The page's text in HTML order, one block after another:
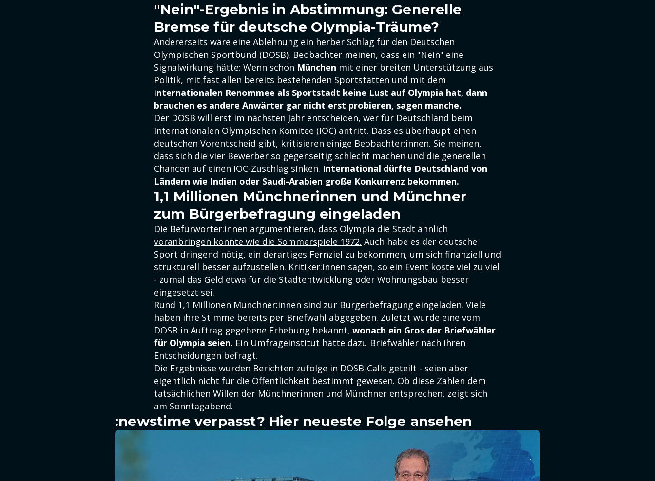
"Nein"-Ergebnis in Abstimmung: Generelle
Bremse für deutsche Olympia-Träume?
Andererseits wäre eine Ablehnung ein herber Schlag für den Deutschen
Olympischen Sportbund (DOSB). Beobachter meinen, dass ein "Nein" eine
Signalwirkung hätte: Wenn schon München mit einer breiten Unterstützung aus
Politik, mit fast allen bereits bestehenden Sportstätten und mit dem
internationalen Renommee als Sportstadt keine Lust auf Olympia hat, dann
brauchen es andere Anwärter gar nicht erst probieren, sagen manche.
Der DOSB will erst im nächsten Jahr entscheiden, wer für Deutschland beim
Internationalen Olympischen Komitee (IOC) antritt. Dass es überhaupt einen
deutschen Vorentscheid gibt, kritisieren einige Beobachter:innen. Sie meinen,
dass sich die vier Bewerber so gegenseitig schlecht machen und die generellen
Chancen auf einen IOC-Zuschlag sinken. International dürfte Deutschland von
Ländern wie Indien oder Saudi-Arabien große Konkurrenz bekommen.
1,1 Millionen Münchnerinnen und Münchner
zum Bürgerbefragung eingeladen
Die Befürworter:innen argumentieren, dass Olympia die Stadt ähnlich
voranbringen könnte wie die Sommerspiele 1972. Auch habe es der deutsche
Sport dringend nötig, ein derartiges Fernziel zu bekommen, um sich finanziell und
strukturell besser aufzustellen. Kritiker:innen sagen, so ein Event koste viel zu viel
- zumal das Geld etwa für die Stadtentwicklung oder Wohnungsbau besser
eingesetzt sei.
Rund 1,1 Millionen Münchner:innen sind zur Bürgerbefragung eingeladen. Viele
haben ihre Stimme bereits per Briefwahl abgegeben. Zuletzt wurde eine vom
DOSB in Auftrag gegebene Erhebung bekannt, wonach ein Gros der Briefwähler
für Olympia seien. Ein Umfrageinstitut hatte dazu Briefwähler nach ihren
Entscheidungen befragt.
Die Ergebnisse wurden Berichten zufolge in DOSB-Calls geteilt - seien aber
eigentlich nicht für die Öffentlichkeit bestimmt gewesen. Ob diese Zahlen dem
tatsächlichen Willen der Münchnerinnen und Münchner entsprechen, zeigt sich
am Sonntagabend.
:newstime verpasst? Hier neueste Folge ansehen